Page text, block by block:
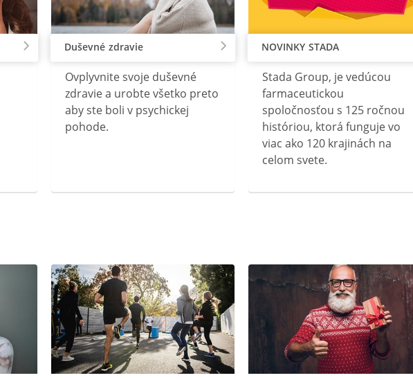
Duševné zdravie
Ovplyvnite svoje duševné
zdravie a urobte všetko preto
aby ste boli v psychickej
pohode.
NOVINKY STADA
Stada Group, je vedúcou
farmaceutickou
spoločnosťou s 125 ročnou
históriou, ktorá funguje vo
viac ako 120 krajinách na
celom svete.